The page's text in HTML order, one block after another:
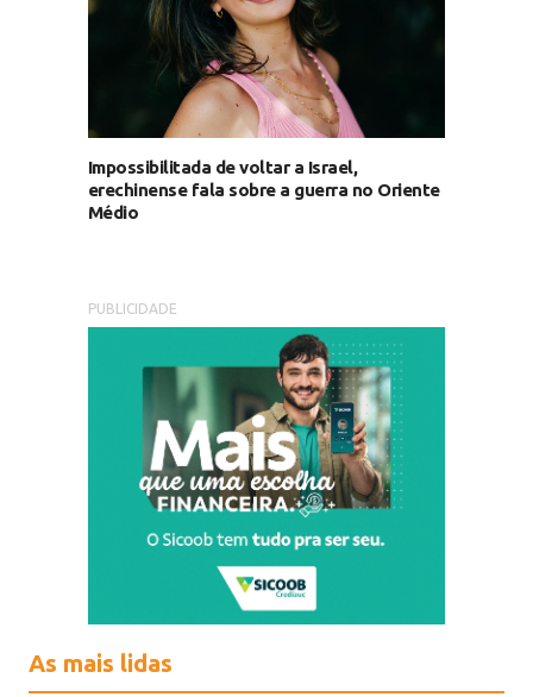
Impossibilitada de voltar a Israel,
erechinense fala sobre a guerra no Oriente
Médio
PUBLICIDADE
As mais lidas